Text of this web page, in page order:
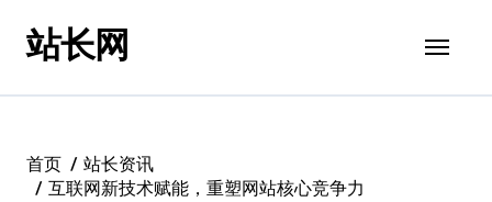
站长网
首页
站长资讯
互联网新技术赋能，重塑网站核心竞争力